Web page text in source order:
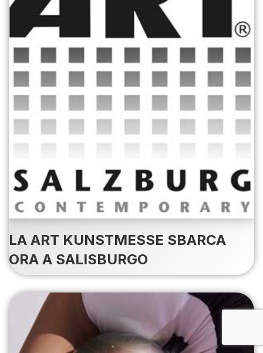
LA ART KUNSTMESSE SBARCA
ORA A SALISBURGO